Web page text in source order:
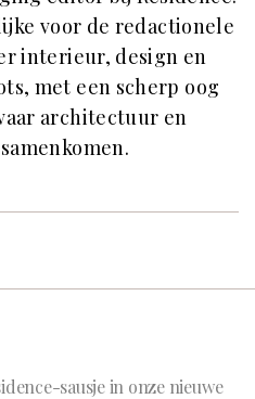
voor de redactionele
interieur, design en
met een scherp oog
architectuur en
sausje in onze nieuwe